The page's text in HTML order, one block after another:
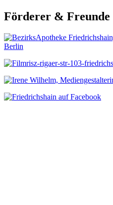
Förderer & Freunde